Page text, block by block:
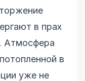
в прах
Атмосфера
в
уже не